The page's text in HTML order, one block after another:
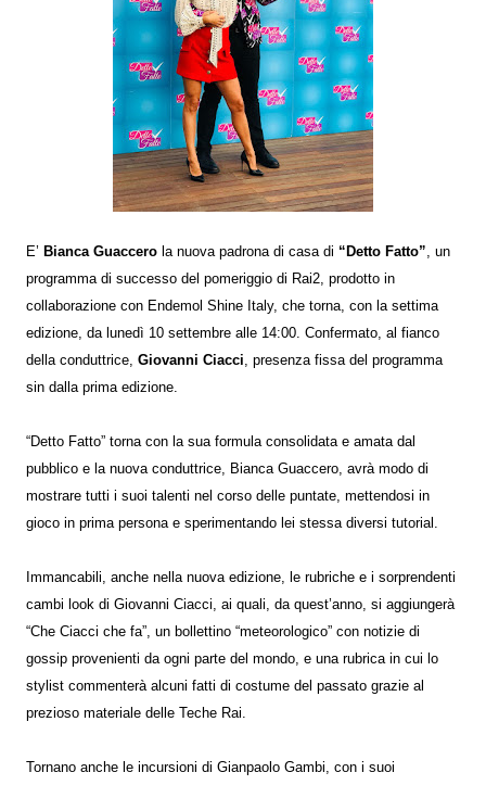
E’ Bianca Guaccero la nuova padrona di casa di “Detto Fatto”, un
programma di successo del pomeriggio di Rai2, prodotto in
collaborazione con Endemol Shine Italy, che torna, con la settima
edizione, da lunedì 10 settembre alle 14:00. Confermato, al fianco
della conduttrice, Giovanni Ciacci, presenza fissa del programma
sin dalla prima edizione.
“Detto Fatto” torna con la sua formula consolidata e amata dal
pubblico e la nuova conduttrice, Bianca Guaccero, avrà modo di
mostrare tutti i suoi talenti nel corso delle puntate, mettendosi in
gioco in prima persona e sperimentando lei stessa diversi tutorial.
Immancabili, anche nella nuova edizione, le rubriche e i sorprendenti
cambi look di Giovanni Ciacci, ai quali, da quest’anno, si aggiungerà
“Che Ciacci che fa”, un bollettino “meteorologico” con notizie di
gossip provenienti da ogni parte del mondo, e una rubrica in cui lo
stylist commenterà alcuni fatti di costume del passato grazie al
prezioso materiale delle Teche Rai.
Tornano anche le incursioni di Gianpaolo Gambi, con i suoi